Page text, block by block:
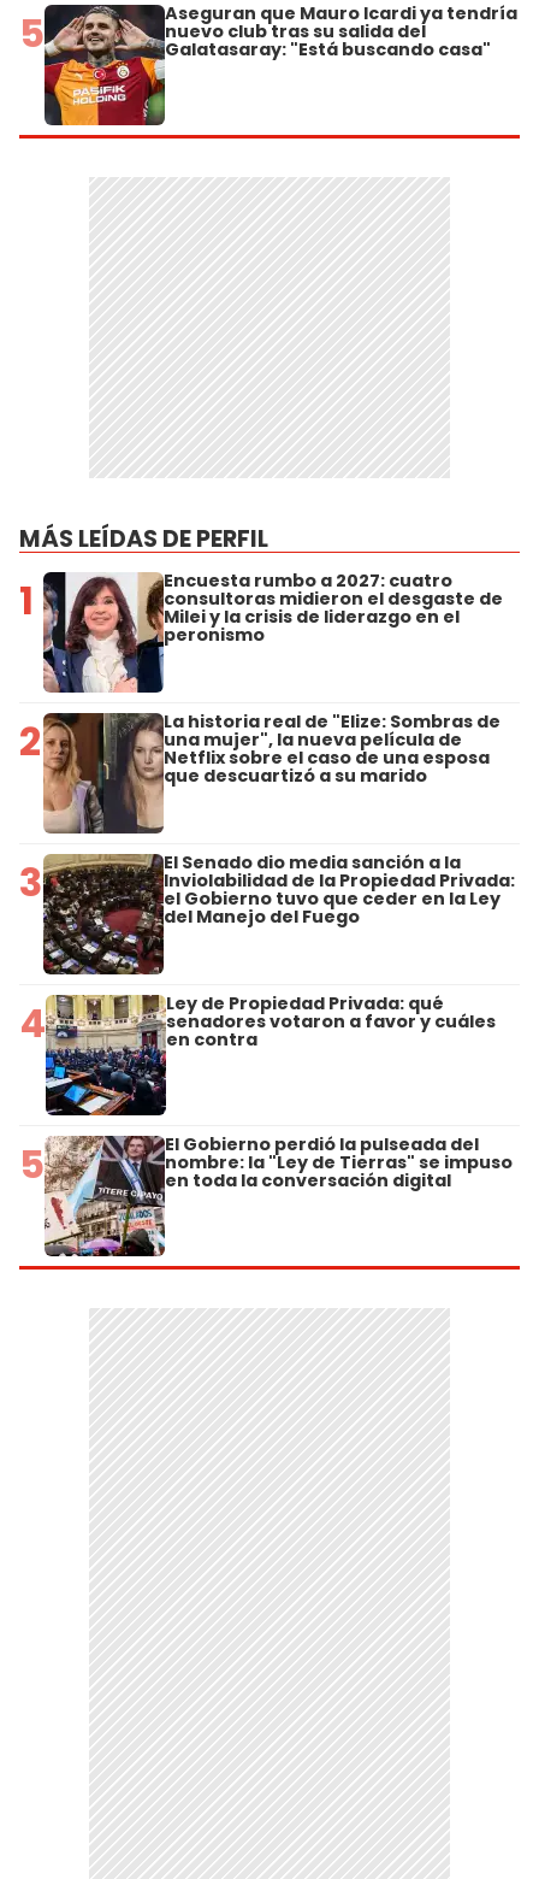
5 Aseguran que Mauro Icardi ya tendría
nuevo club tras su salida del
Galatasaray: "Está buscando casa"
MÁS LEÍDAS DE PERFIL
1 Encuesta rumbo a 2027: cuatro
consultoras midieron el desgaste de
Milei y la crisis de liderazgo en el
peronismo
2 La historia real de "Elize: Sombras de
una mujer", la nueva película de
Netflix sobre el caso de una esposa
que descuartizó a su marido
3 El Senado dio media sanción a la
Inviolabilidad de la Propiedad Privada:
el Gobierno tuvo que ceder en la Ley
del Manejo del Fuego
4 Ley de Propiedad Privada: qué
senadores votaron a favor y cuáles
en contra
5 El Gobierno perdió la pulseada del
nombre: la "Ley de Tierras" se impuso
en toda la conversación digital